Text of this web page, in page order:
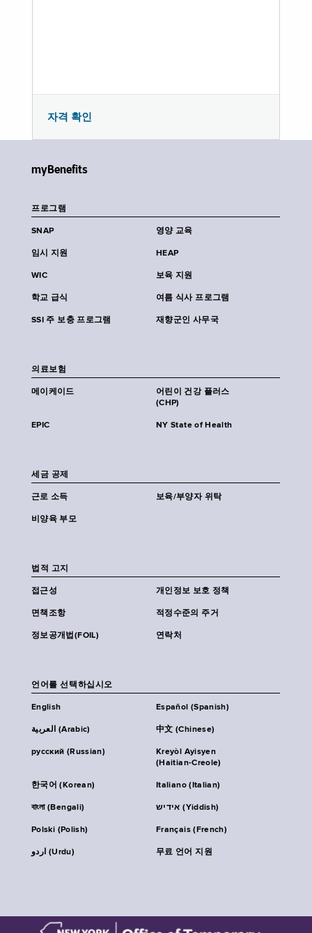
자격 확인
myBenefits
프로그램
SNAP 영양 교육
임시 지원 HEAP
WIC 보육 지원
학교 급식 여름 식사 프로그램
SSI 주 보충 프로그램 재향군인 사무국
의료보험
메이케이드
어린이 건강 플러스
(CHP)
EPIC NY State of Health
세금 공제
근로 소득 보육/부양자 위탁
비양육 부모
법적 고지
접근성 개인정보 보호 정책
면책조항 적정수준의 주거
정보공개법(FOIL) 연락처
언어를 선택하십시오
English Español (Spanish)
العربية (Arabic) 中文 (Chinese)
русский (Russian)
Kreyòl Ayisyen
(Haitian-Creole)
한국어 (Korean) Italiano (Italian)
বাংলা (Bengali) אידיש (Yiddish)
Polski (Polish) Français (French)
اردو (Urdu) 무료 언어 지원